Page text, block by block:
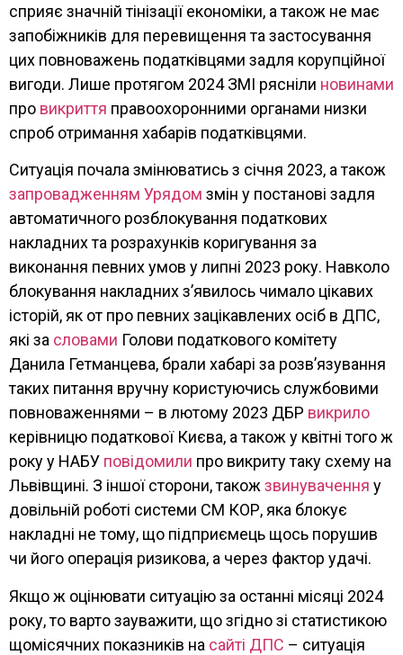
сприяє значній тінізації економіки, а також не має
запобіжників для перевищення та застосування
цих повноважень податківцями задля корупційної
вигоди. Лише протягом 2024 ЗМІ рясніли новинами
про викриття правоохоронними органами низки
спроб отримання хабарів податківцями.
Ситуація почала змінюватись з січня 2023, а також
запровадженням Урядом змін у постанові задля
автоматичного розблокування податкових
накладних та розрахунків коригування за
виконання певних умов у липні 2023 року. Навколо
блокування накладних зʼявилось чимало цікавих
історій, як от про певних зацікавлених осіб в ДПС,
які за словами Голови податкового комітету
Данила Гетманцева, брали хабарі за розв’язування
таких питання вручну користуючись службовими
повноваженнями – в лютому 2023 ДБР викрило
керівницю податкової Києва, а також у квітні того ж
року у НАБУ повідомили про викриту таку схему на
Львівщині. З іншої сторони, такожзвинувачення у
довільній роботі системи СМ КОР, яка блокує
накладні не тому, що підприємець щось порушив
чи його операція ризикова, а через фактор удачі.
Якщо ж оцінювати ситуацію за останні місяці 2024
року, то варто зауважити, що згідно зі статистикою
щомісячних показників на сайті ДПС – ситуація